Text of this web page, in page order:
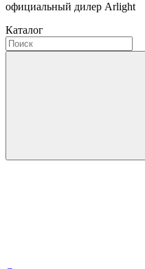
официальный дилер Arlight
Каталог